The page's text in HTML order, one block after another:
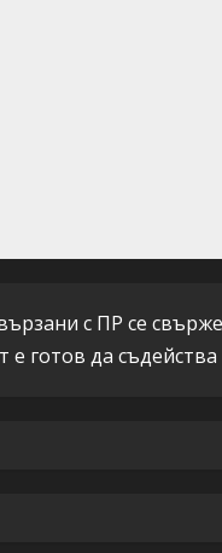
с ПР се
е готов да